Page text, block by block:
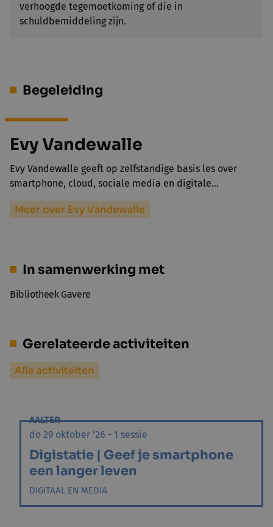
verhoogde tegemoetkoming of die in
schuldbemiddeling zijn.
Begeleiding
Evy Vandewalle
Evy Vandewalle geeft op zelfstandige basis les over
smartphone, cloud, sociale media en digitale…
Meer over Evy Vandewalle
In samenwerking met
Bibliotheek Gavere
Gerelateerde activiteiten
Alle activiteiten
AALTER
do 29 oktober '26 - 1 sessie
Digistatie | Geef je smartphone
een langer leven
DIGITAAL EN MEDIA